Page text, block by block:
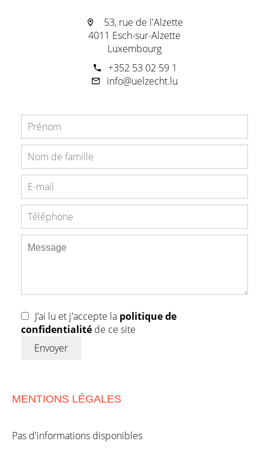
53, rue de l'Alzette
4011 Esch-sur-Alzette
Luxembourg
+352 53 02 59 1
info@uelzecht.lu
J’ai lu et j'accepte la politique de
confidentialité de ce site
Envoyer
MENTIONS LÉGALES
Pas d'informations disponibles